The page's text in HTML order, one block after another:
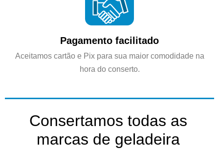
Pagamento facilitado
Aceitamos cartão e Pix para sua maior comodidade na
hora do conserto.
Consertamos todas as
marcas de geladeira